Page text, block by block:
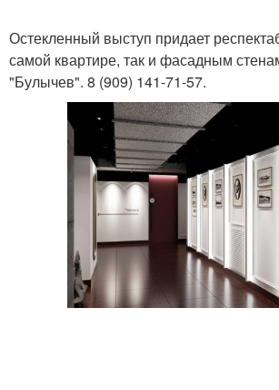
Остекленный выступ придает
самой квартире, так и фасадным
"Булычев". 8 (909) 141-71-57.